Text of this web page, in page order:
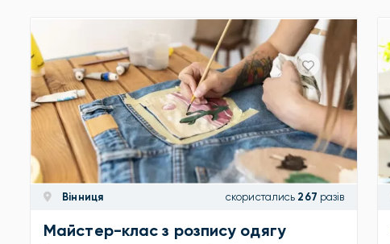
Вінниця скористались 267 разів
Майстер-клас з розпису одягу